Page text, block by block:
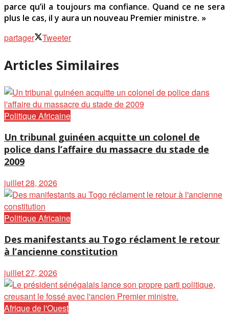
parce qu’il a toujours ma confiance. Quand ce ne sera
plus le cas, il y aura un nouveau Premier ministre. »
partager Tweeter
Articles Similaires
Politique Africaine
Un tribunal guinéen acquitte un colonel de
police dans l’affaire du massacre du stade de
2009
juillet 28, 2026
Politique Africaine
Des manifestants au Togo réclament le retour
à l’ancienne constitution
juillet 27, 2026
Afrique de l'Ouest